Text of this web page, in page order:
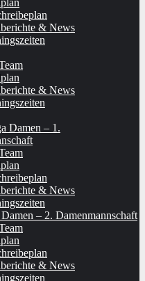
& News
& News
Damen – 1.
& News
– 2. Damenmannschaft
& News